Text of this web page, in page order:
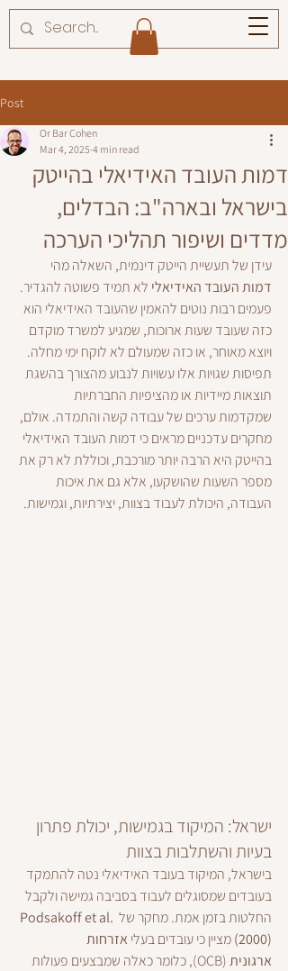
Post
דמות העובד האידיאלי בהייטק
בישראל ובארה"ב: הבדלים,
מדדים ושיפור תהליכי הערכה
Or Bar Cohen
Mar 4, 2025 4 min read
עידן של תעשיית הייטק דינמית, השאלה מהי
דמות העובד האידיאלי לא תמיד פשוטה להגדיר.
פעמים רבות נוטים להאמין שהעובד האידיאלי הוא
כזה שעובד שעות ארוכות, שמגיע למשרד מוקדם
ויוצא מאוחר, או כזה שמעולם לא לוקח ימי מחלה.
תפיסות שגויות אלו עשויות לנבוע מהצורך בהשגת
תוצאות מיידיות או מהציפיות החברתיות
שמקדמות ערכים של עבודה קשה והתמדה. אולם,
מחקרים עדכניים מראים כי דמות העובד האידיאלי
בהייטק היא הרבה יותר מורכבת, וכוללת לא רק את
מספר השעות שהושקעו, אלא גם את איכות
העבודה, היכולת לעבוד בצוות, יצירתיות, וגמישות.
ישראל: המיקוד בגמישות, יכולת פתרון
בעיות והשתלבות בצוות
בישראל, המיקוד בעובד האידיאלי נטה להתמקד
בעובדים שמסוגלים לעבוד בסביבה גמישה ולקבל
החלטות בזמן אמת. מחקר של Podsakoff et al.
(2000) מציין כי עובדים בעלי אזרחות
ארגונית
(OCB), כלומר כאלה שמבצעים פעולות